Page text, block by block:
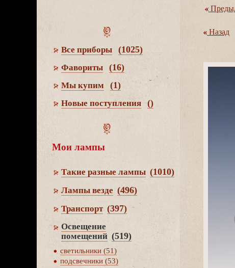
се приборы (1025)
Фавориты (16)
Мы купим (1)
Новые поступления ()
Мои лампы
Такие разные лампы (1010)
Лампы везде (496)
Транспорт (397)
Освещение
помещений (519)
светильники (51)
подсвечники (53)
Назад